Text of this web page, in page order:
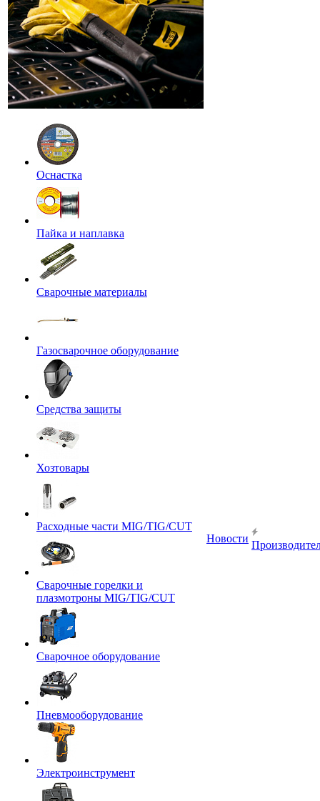
Оснастка
Пайка и наплавка
Сварочные материалы
Газосварочное оборудование
Средства защиты
Хозтовары
Расходные части MIG/TIG/CUT
Сварочные горелки и
плазмотроны MIG/TIG/CUT
Сварочное оборудование
Пневмооборудование
Электроинструмент
Новости